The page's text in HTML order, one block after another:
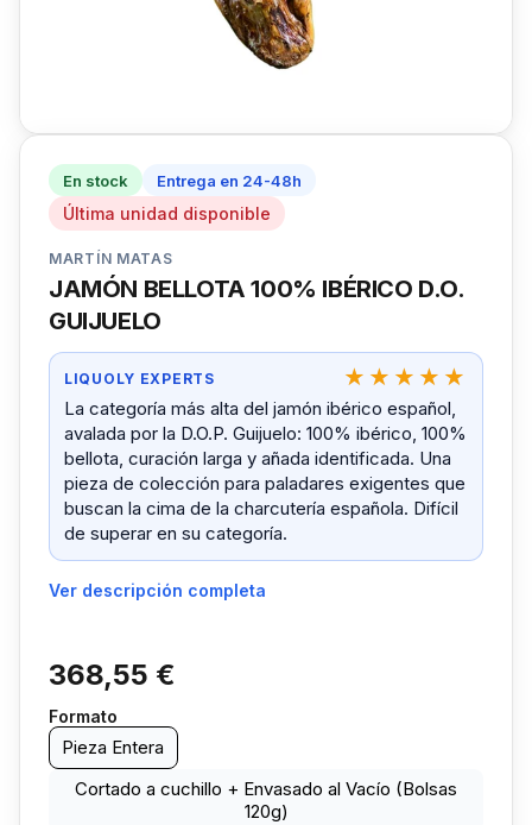
En stock Entrega en 24-48h
Última unidad disponible
MARTÍN MATAS
JAMÓN BELLOTA 100% IBÉRICO D.O.
GUIJUELO
LIQUOLY EXPERTS
La categoría más alta del jamón ibérico español,
avalada por la D.O.P. Guijuelo: 100% ibérico, 100%
bellota, curación larga y añada identificada. Una
pieza de colección para paladares exigentes que
buscan la cima de la charcutería española. Difícil
de superar en su categoría.
Ver descripción completa
368,55 €
Formato
Pieza Entera
Cortado a cuchillo + Envasado al Vacío (Bolsas
120g)